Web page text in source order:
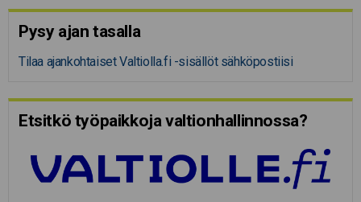
Pysy ajan tasalla
Tilaa ajankohtaiset Valtiolla.fi -sisällöt sähköpostiisi
Etsitkö työpaikkoja valtion­hal­lin­nossa?